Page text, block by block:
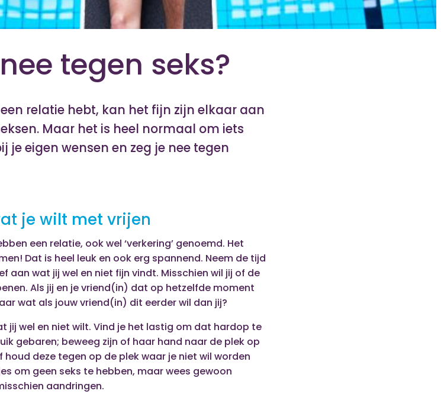
tegen seks?
relatie hebt, kan het fijn zijn elkaar aan
Maar het is heel normaal om iets
je eigen wensen en zeg je nee tegen
je wilt met vrijen
een relatie, ook wel ‘verkering’ genoemd. Het
Dat is heel leuk en ook erg spannend. Neem de tijd
aan wat jij wel en niet fijn vindt. Misschien wil jij of de
Als jij en je vriend(in) dat op hetzelfde moment
wat als jouw vriend(in) dit eerder wil dan jij?
jij wel en niet wilt. Vind je het lastig om dat hardop te
gebaren; beweeg zijn of haar hand naar de plek op
houd deze tegen op de plek waar je niet wil worden
om geen seks te hebben, maar wees gewoon
aandringen.